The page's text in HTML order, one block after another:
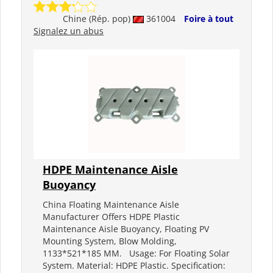
Chine (Rép. pop) 361004
Foire à tout
Signalez un abus
HDPE Maintenance Aisle
Buoyancy
China Floating Maintenance Aisle
Manufacturer Offers HDPE Plastic
Maintenance Aisle Buoyancy, Floating PV
Mounting System, Blow Molding,
1133*521*185 MM. Usage: For Floating Solar
System. Material: HDPE Plastic. Specification: